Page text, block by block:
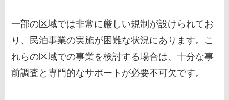
一部の区域では非常に厳しい規制が設けられてお
り、民泊事業の実施が困難な状況にあります。こ
れらの区域での事業を検討する場合は、十分な事
前調査と専門的なサポートが必要不可欠です。